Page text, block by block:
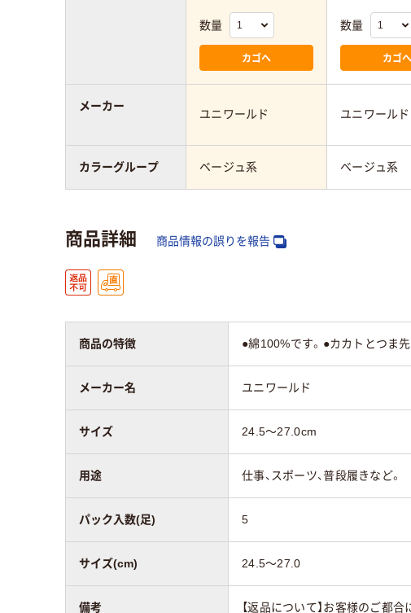
数量
カゴへ
数量
カゴへ
ユニワールド ユニワールド
ベージュ系 ベージュ系
メーカー
カラーグループ
商品詳細 商品情報の誤りを報告
商品の特徴 ●綿100%です。●カカトとつま
メーカー名 ユニワールド
サイズ 24.5～27.0cm
用途 仕事、スポーツ、普段履きなど。
パック入数(足) 5
サイズ(cm) 24.5～27.0
備考 【返品について】お客様のご都